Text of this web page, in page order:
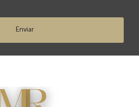
al comprador frente a situaciones
Enviar